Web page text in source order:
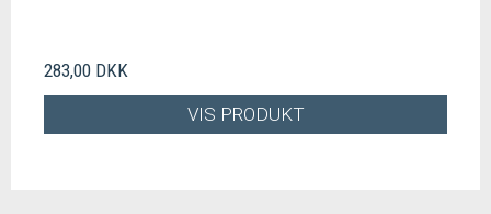
283,00 DKK
VIS PRODUKT